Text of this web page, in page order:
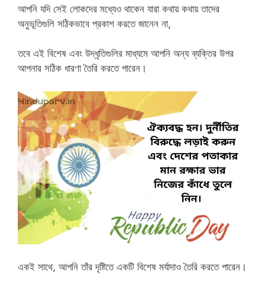
আপনি যদি সেই লোকদের মধ্যেও থাকেন যারা কথায় কথায় তাদের
অনুভূতিগুলি সঠিকভাবে প্রকাশ করতে জানেন না,
তবে এই বিশেষ এবং উদ্ধৃতিগুলির মাধ্যমে আপনি অন্য ব্যক্তির উপর
আপনার সঠিক ধারণা তৈরি করতে পারেন।
একই সাথে, আপনি তাঁর দৃষ্টিতে একটি বিশেষ মর্যাদাও তৈরি করতে পারেন।